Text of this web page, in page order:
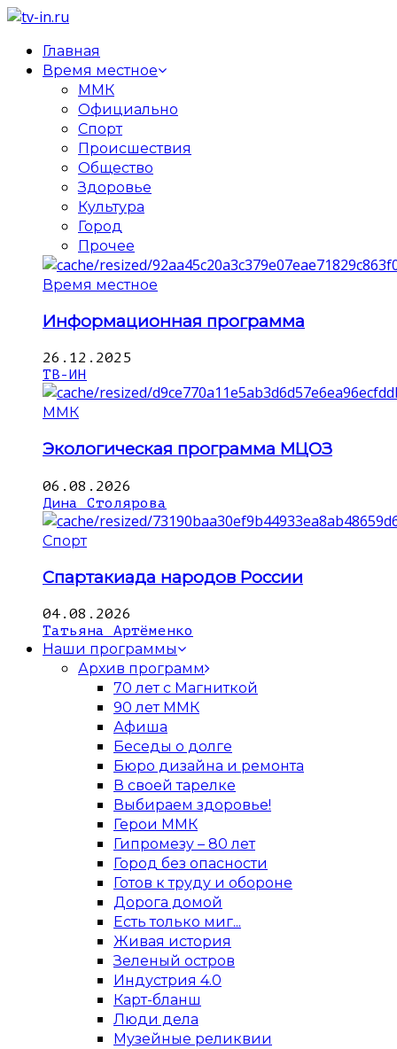
Главная
Время местное
ММК
Официально
Спорт
Происшествия
Общество
Здоровье
Культура
Город
Прочее
Время местное
Информационная программа
26.12.2025
ТВ-ИН
ММК
Экологическая программа МЦОЗ
06.08.2026
Дина Столярова
Спорт
Спартакиада народов России
04.08.2026
Татьяна Артёменко
Наши программы
Архив программ
70 лет с Магниткой
90 лет ММК
Афиша
Беседы о долге
Бюро дизайна и ремонта
В своей тарелке
Выбираем здоровье!
Герои ММК
Гипромезу – 80 лет
Город без опасности
Готов к труду и обороне
Дорога домой
Есть только миг...
Живая история
Зеленый остров
Индустрия 4.0
Карт-бланш
Люди дела
Музейные реликвии